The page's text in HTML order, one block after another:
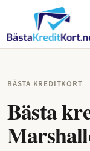
BÄSTA KREDITKORT
Bästa